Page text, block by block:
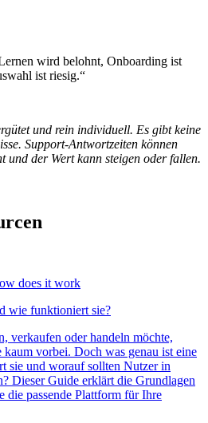
wird belohnt, Onboarding ist
ist riesig.“
und rein individuell. Es gibt keine
Support-Antwortzeiten können
und der Wert kann steigen oder fallen.
wie funktioniert sie?
verkaufen oder handeln möchte,
vorbei. Doch was genau ist eine
sie und worauf sollten Nutzer in
Dieser Guide erklärt die Grundlagen
die passende Plattform für Ihre